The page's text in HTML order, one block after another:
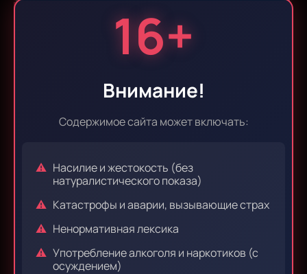
16+
Внимание!
Содержимое сайта может включать:
Насилие и жестокость (без
натуралистического показа)
Катастрофы и аварии, вызывающие страх
Ненормативная лексика
Употребление алкоголя и наркотиков (с
осуждением)
Эпизод 14
Эпизод 17